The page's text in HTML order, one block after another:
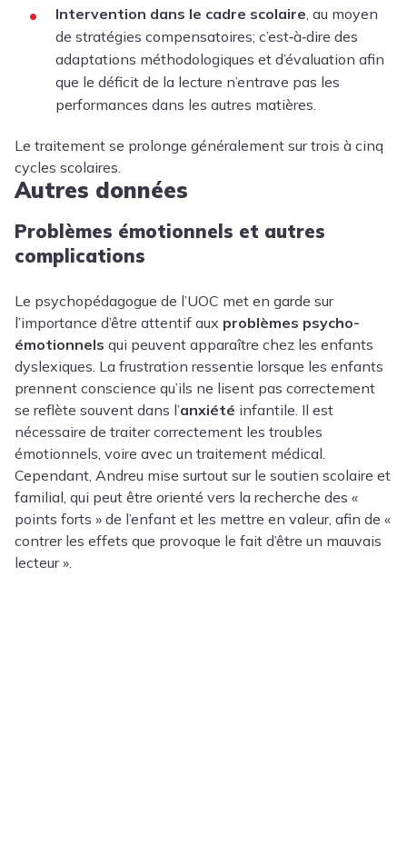
Intervention dans le cadre scolaire, au moyen
de stratégies compensatoires; c’est‑à‑dire des
adaptations méthodologiques et d’évaluation afin
que le déficit de la lecture n’entrave pas les
performances dans les autres matières.
Le traitement se prolonge généralement sur trois à cinq
cycles scolaires.
Autres données
Problèmes émotionnels et autres
complications
Le psychopédagogue de l’UOC met en garde sur
l’importance d’être attentif aux problèmes psycho-
émotionnels qui peuvent apparaître chez les enfants
dyslexiques. La frustration ressentie lorsque les enfants
prennent conscience qu’ils ne lisent pas correctement
se reflète souvent dans l’anxiété infantile. Il est
nécessaire de traiter correctement les troubles
émotionnels, voire avec un traitement médical.
Cependant, Andreu mise surtout sur le soutien scolaire et
familial, qui peut être orienté vers la recherche des «
points forts » de l’enfant et les mettre en valeur, afin de «
contrer les effets que provoque le fait d’être un mauvais
lecteur ».